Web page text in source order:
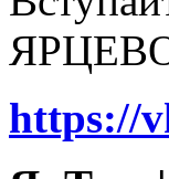
https://